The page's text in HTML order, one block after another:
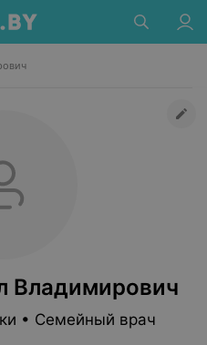
Владимирович
• Семейный врач